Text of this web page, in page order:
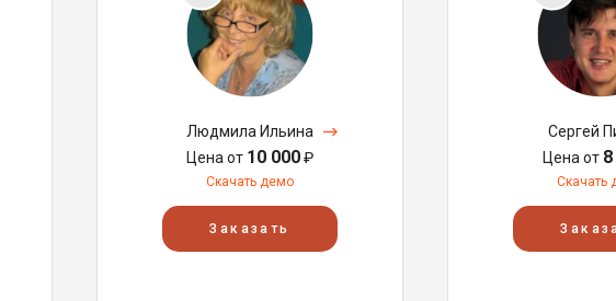
Людмила Ильина
Цена от 10 000₽
Скачать демо
Заказать
Сергей
Цена от
Скачать